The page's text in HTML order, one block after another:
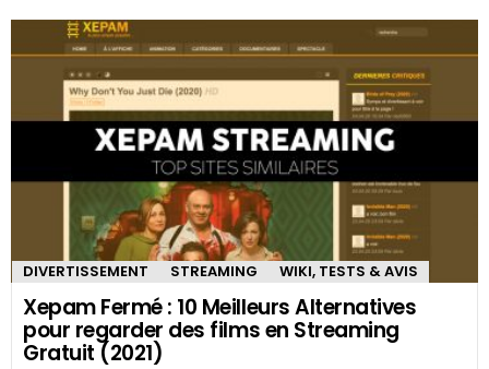
DIVERTISSEMENT STREAMING WIKI, TESTS & AVIS
Xepam Fermé : 10 Meilleurs Alternatives
pour regarder des films en Streaming
Gratuit (2021)